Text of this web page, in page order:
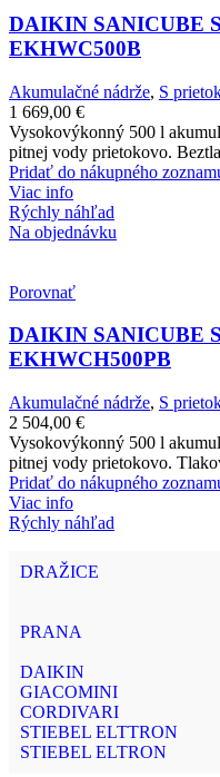
DAIKIN SANICUBE
EKHWC500B
Akumulačné nádrže, S
1 669,00 €
Vysokovýkonný 500 l
pitnej vody prietokovo.
Pridať do nákupného
Viac info
Rýchly náhľad
Na objednávku
Porovnať
DAIKIN SANICUBE
EKHWCH500PB
Akumulačné nádrže, S
2 504,00 €
Vysokovýkonný 500 l
pitnej vody prietokovo.
Pridať do nákupného
Viac info
Rýchly náhľad
DRAŽICE
PRANA
DAIKIN
GIACOMINI
CORDIVARI
STIEBEL ELTTRON
STIEBEL ELTRON